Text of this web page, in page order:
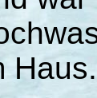
Haus.